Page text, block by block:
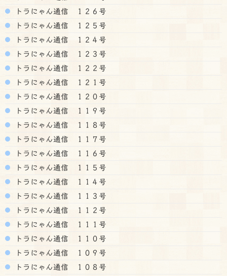
トラにゃん通信 １２６号
トラにゃん通信 １２５号
トラにゃん通信 １２４号
トラにゃん通信 １２３号
トラにゃん通信 １２２号
トラにゃん通信 １２１号
トラにゃん通信 １２０号
トラにゃん通信 １１９号
トラにゃん通信 １１８号
トラにゃん通信 １１７号
トラにゃん通信 １１６号
トラにゃん通信 １１５号
トラにゃん通信 １１４号
トラにゃん通信 １１３号
トラにゃん通信 １１２号
トラにゃん通信 １１１号
トラにゃん通信 １１０号
トラにゃん通信 １０９号
トラにゃん通信 １０８号